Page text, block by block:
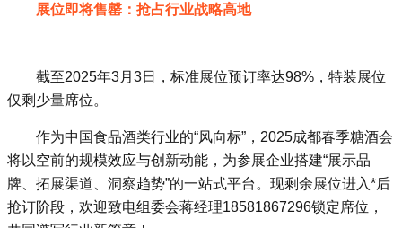
展位即将售罄：抢占行业战略高地
截至2025年3月3日，标准展位预订率达98%，特装展位
仅剩少量席位‌。
作为中国食品酒类行业的“风向标”，2025成都春季糖酒会
将以空前的规模效应与创新动能，为参展企业搭建“展示品
牌、拓展渠道、洞察趋势”的一站式平台。现剩余展位进入*后
抢订阶段，欢迎致电组委会蒋经理18581867296锁定席位，